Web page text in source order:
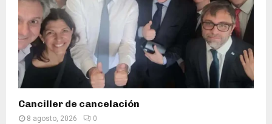
Canciller de cancelación
8 agosto, 2026 0